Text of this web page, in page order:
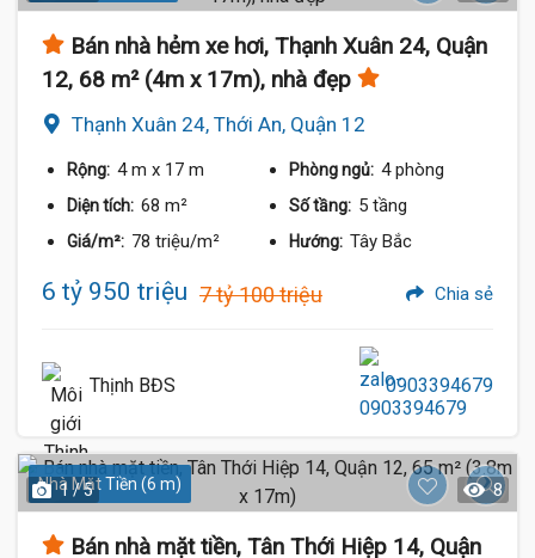
Bán nhà hẻm xe hơi, Thạnh Xuân 24, Quận
12, 68 m² (4m x 17m), nhà đẹp
Thạnh Xuân 24, Thới An, Quận 12
Rộng: 4 m x 17 m Phòng ngủ: 4 phòng
Diện tích: 68 m² Số tầng: 5 tầng
Giá/m²: 78 triệu/m² Hướng: Tây Bắc
6 tỷ 950 triệu 7 tỷ 100 triệu Chia sẻ
Thịnh BĐS 0903394679
Nhà Mặt Tiền (6 m)
1 / 5 8
Bán nhà mặt tiền, Tân Thới Hiệp 14, Quận